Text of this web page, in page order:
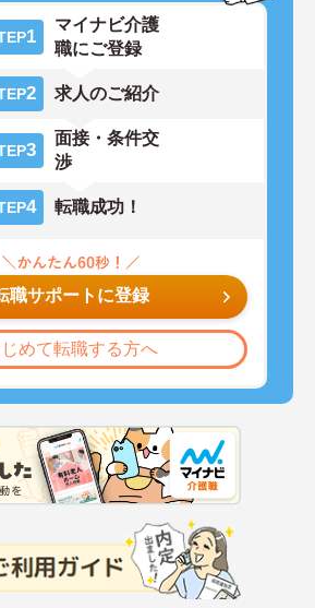
1
マイナビ介護
職にご登録
2 求人のご紹介
3
面接・条件交
渉
4 転職成功！
職サポートに登録
めて転職する方へ